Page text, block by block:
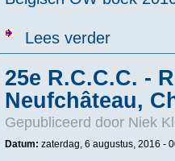
Lees verderover ZGeel -
25e R.C.C.C. -
Neufchâteau,
Gepubliceerd door Niek
Datum: zaterdag, 6 augustus, 2016 -